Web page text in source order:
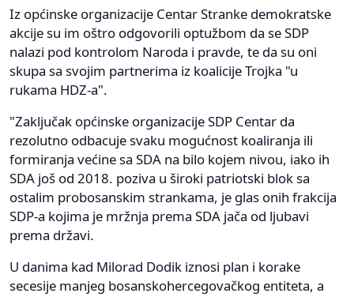
Iz općinske organizacije Centar Stranke demokratske
akcije su im oštro odgovorili optužbom da se SDP
nalazi pod kontrolom Naroda i pravde, te da su oni
skupa sa svojim partnerima iz koalicije Trojka "u
rukama HDZ-a".
"Zaključak općinske organizacije SDP Centar da
rezolutno odbacuje svaku mogućnost koaliranja ili
formiranja većine sa SDA na bilo kojem nivou, iako ih
SDA još od 2018. poziva u široki patriotski blok sa
ostalim probosanskim strankama, je glas onih frakcija
SDP-a kojima je mržnja prema SDA jača od ljubavi
prema državi.
U danima kad Milorad Dodik iznosi plan i korake
secesije manjeg bosanskohercegovačkog entiteta, a